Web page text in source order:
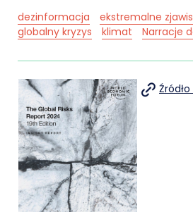
dezinformacja
ekstremalne
globalny kryzys
klimat Narracje
Źródło